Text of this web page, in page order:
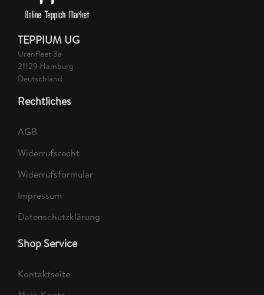
TEPPIUM UG
Urenfleet 3a
21129 Hamburg
Deutschland
Rechtliches
AGB
Widerrufsrecht
Widerrufsformular
Impressum
Datenschutzklärung
Shop Service
Kontaktseite